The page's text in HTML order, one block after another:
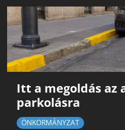
Itt a megoldás az
parkolásra
ÖNKORMÁNYZAT